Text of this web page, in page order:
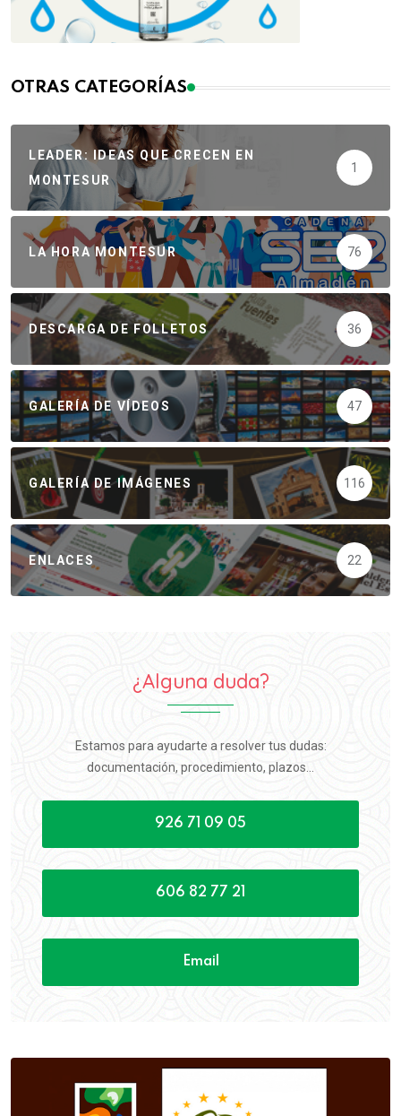
OTRAS CATEGORÍAS
LEADER: IDEAS QUE CRECEN EN
MONTESUR
1
LA HORA MONTESUR 76
DESCARGA DE FOLLETOS 36
GALERÍA DE VÍDEOS 47
GALERÍA DE IMÁGENES 116
ENLACES 22
¿Alguna duda?
Estamos para ayudarte a resolver tus dudas:
documentación, procedimiento, plazos...
926 71 09 05
606 82 77 21
Email